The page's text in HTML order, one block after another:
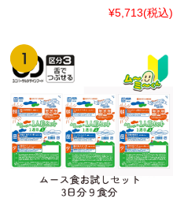
¥5,713(税込)